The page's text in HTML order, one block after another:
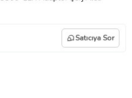
Satıcıya Sor